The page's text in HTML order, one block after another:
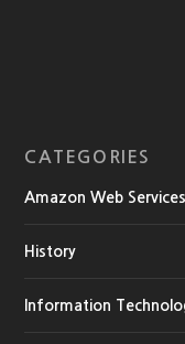
CATEGORIES
Amazon Web Services
History
Information